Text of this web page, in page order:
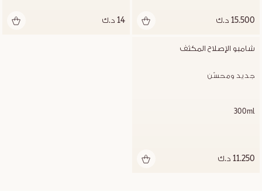
15.500 د.ك 14 د.ك
شامبو الإصلاح المكثف
جديد ومحسّن
300ml
11.250 د.ك